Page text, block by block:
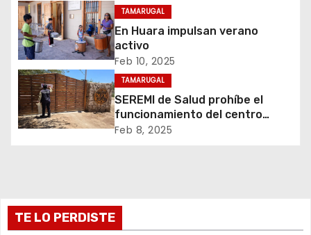
d
e
e
n
t
d
TAMARUGAL
En Huara impulsan verano
activo
Feb 10, 2025
TAMARUGAL
SEREMI de Salud prohíbe el
funcionamiento del centro
recreativo Tantakuy
Feb 8, 2025
TE LO PERDISTE